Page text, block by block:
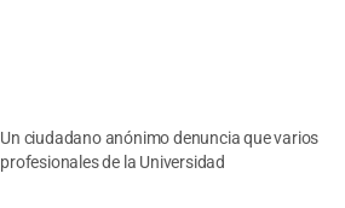
Un ciudadano anónimo denuncia que varios
profesionales de la Universidad